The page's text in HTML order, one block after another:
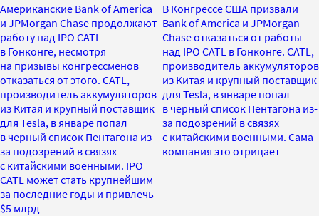
Американские Bank of America
и JPMorgan Chase продолжают
работу над IPO CATL
в Гонконге, несмотря
на призывы конгрессменов
отказаться от этого. CATL,
производитель аккумуляторов
из Китая и крупный поставщик
для Tesla, в январе попал
в черный список Пентагона из-
за подозрений в связях
с китайскими военными. IPO
CATL может стать крупнейшим
за последние годы и привлечь
$5 млрд
В Конгрессе США призвали
Bank of America и JPMorgan
Chase отказаться от работы
над IPO CATL в Гонконге. CATL,
производитель аккумуляторов
из Китая и крупный поставщик
для Tesla, в январе попал
в черный список Пентагона из-
за подозрений в связях
с китайскими военными. Сама
компания это отрицает